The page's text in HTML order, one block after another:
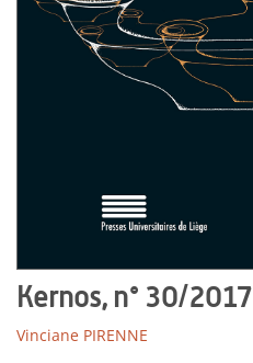
Kernos, n° 30/2017
Vinciane PIRENNE